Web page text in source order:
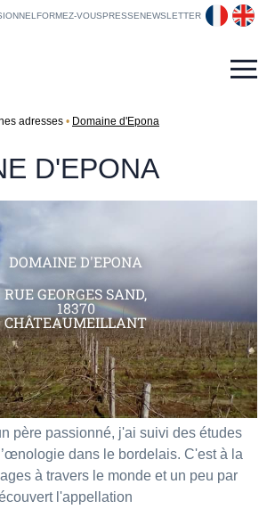
FORMEZ-VOUSPRESSENEWSLETTER fr en
adresses Domaine d'Epona
D'EPONA
DOMAINE D'EPONA
RUE GEORGES SAND,
18370
CHÂTEAUMEILLANT
père passionné, j'ai suivi des études
dans le bordelais. C'est à la
à travers le monde et un peu par
l'appellation